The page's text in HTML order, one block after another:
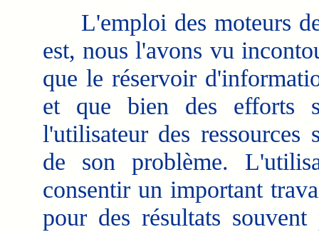
L'emploi des moteurs de
est, nous l'avons vu
que le réservoir
et que bien des efforts
l'utilisateur des ressources
de son problème.
consentir un important
pour des résultats